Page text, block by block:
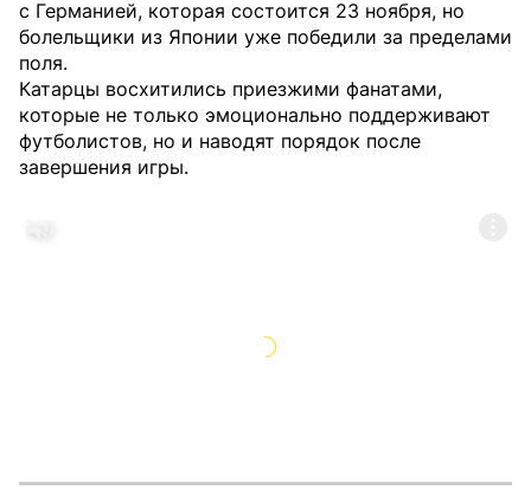
с Германией, которая состоится 23 ноября, но
болельщики из Японии уже победили за пределами
поля.
Катарцы восхитились приезжими фанатами,
которые не только эмоционально поддерживают
футболистов, но и наводят порядок после
завершения игры.